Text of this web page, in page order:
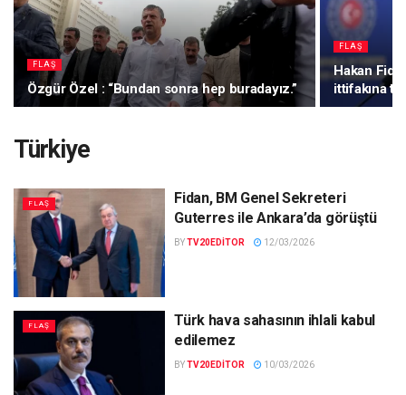
FLAŞ
Özgür Özel : “Bundan sonra hep buradayız.”
FLAŞ
Hakan
ittifakına
Türkiye
FLAŞ
Fidan, BM Genel Sekreteri
Guterres ile Ankara’da görüştü
BYTV20EDITOR 12/03/2026
FLAŞ
Türk hava sahasının ihlali kabul
edilemez
BYTV20EDITOR 10/03/2026